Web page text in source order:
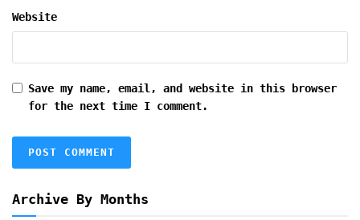
Website
Save my name, email, and website in this browser
for the next time I comment.
Archive By Months